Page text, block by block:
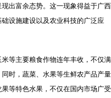
出富余态势。这一现象得益于广西
设施建设以及农业科技的广泛应
等主要粮食作物连年丰收，不仅满
时，蔬菜、水果等生鲜农产品产量
等特色水果，不仅在国内市场广受